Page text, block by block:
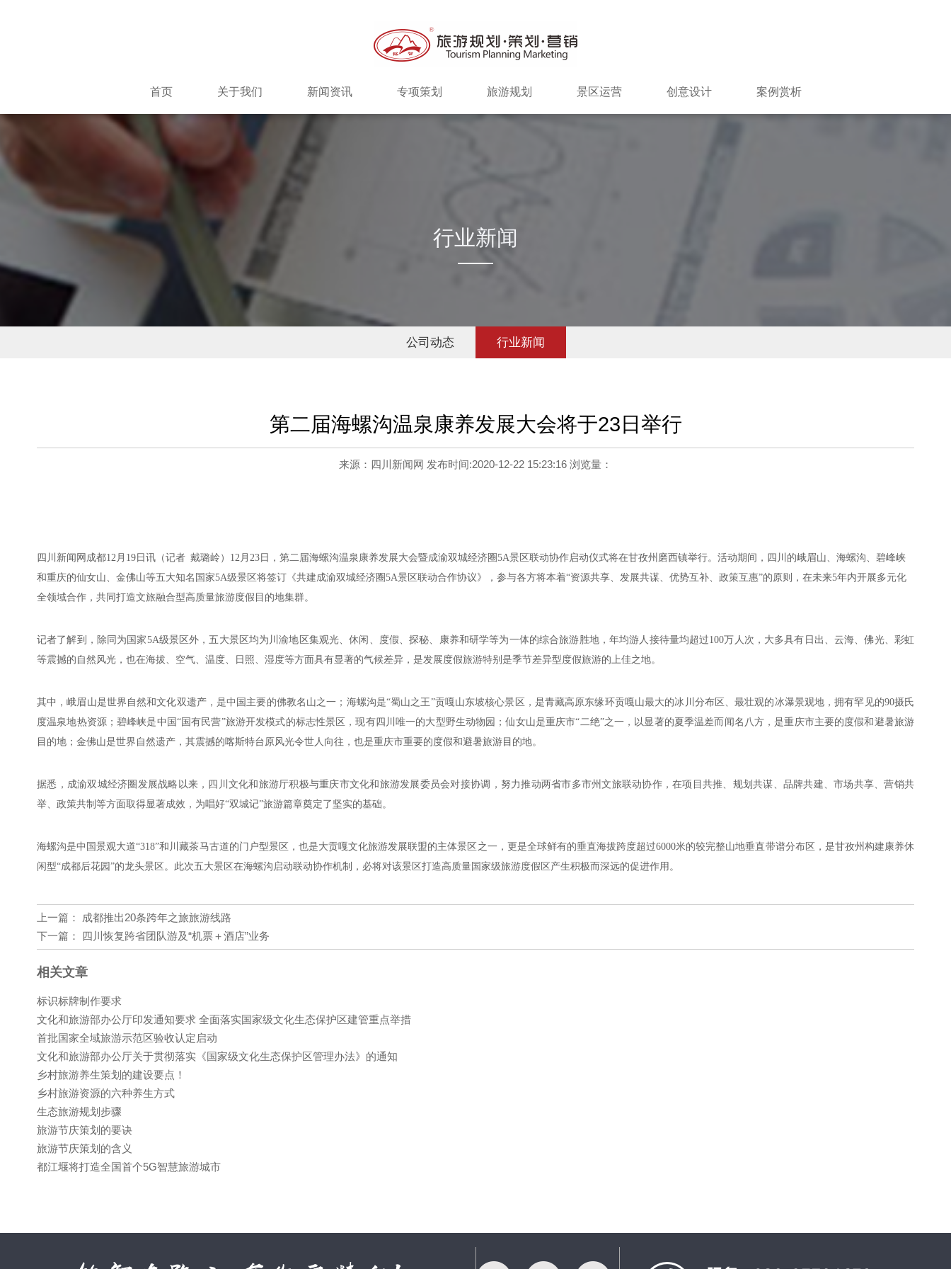
首页 关于我们 新闻资讯 专项策划 旅游规划 景区运营 创意设计 案例赏析
行业新闻
公司动态 行业新闻
第二届海螺沟温泉康养发展大会将于23日举行
来源：四川新闻网 发布时间:2020-12-22 15:23:16 浏览量：
四川新闻网成都12月19日讯（记者 戴璐岭）12月23日，第二届海螺沟温泉康养发展大会暨成渝双城经济圈5A景区联动协作启动仪式将在甘孜州磨西镇举行。活动期间，四川的峨眉山、海螺沟、碧峰峡
和重庆的仙女山、金佛山等五大知名国家5A级景区将签订《共建成渝双城经济圈5A景区联动合作协议》，参与各方将本着“资源共享、发展共谋、优势互补、政策互惠”的原则，在未来5年内开展多元化
全领域合作，共同打造文旅融合型高质量旅游度假目的地集群。
记者了解到，除同为国家5A级景区外，五大景区均为川渝地区集观光、休闲、度假、探秘、康养和研学等为一体的综合旅游胜地，年均游人接待量均超过100万人次，大多具有日出、云海、佛光、彩虹
等震撼的自然风光，也在海拔、空气、温度、日照、湿度等方面具有显著的气候差异，是发展度假旅游特别是季节差异型度假旅游的上佳之地。
其中，峨眉山是世界自然和文化双遗产，是中国主要的佛教名山之一；海螺沟是“蜀山之王”贡嘎山东坡核心景区，是青藏高原东缘环贡嘎山最大的冰川分布区、最壮观的冰瀑景观地，拥有罕见的90摄氏
度温泉地热资源；碧峰峡是中国“国有民营”旅游开发模式的标志性景区，现有四川唯一的大型野生动物园；仙女山是重庆市“二绝”之一，以显著的夏季温差而闻名八方，是重庆市主要的度假和避暑旅游
目的地；金佛山是世界自然遗产，其震撼的喀斯特台原风光令世人向往，也是重庆市重要的度假和避暑旅游目的地。
据悉，成渝双城经济圈发展战略以来，四川文化和旅游厅积极与重庆市文化和旅游发展委员会对接协调，努力推动两省市多市州文旅联动协作，在项目共推、规划共谋、品牌共建、市场共享、营销共
举、政策共制等方面取得显著成效，为唱好“双城记”旅游篇章奠定了坚实的基础。
海螺沟是中国景观大道“318”和川藏茶马古道的门户型景区，也是大贡嘎文化旅游发展联盟的主体景区之一，更是全球鲜有的垂直海拔跨度超过6000米的较完整山地垂直带谱分布区，是甘孜州构建康养休
闲型“成都后花园”的龙头景区。此次五大景区在海螺沟启动联动协作机制，必将对该景区打造高质量国家级旅游度假区产生积极而深远的促进作用。
上一篇：
成都推出20条跨年之旅旅游线路
下一篇：
四川恢复跨省团队游及“机票＋酒店”业务
相关文章
标识标牌制作要求
文化和旅游部办公厅印发通知要求 全面落实国家级文化生态保护区建管重点举措
首批国家全域旅游示范区验收认定启动
文化和旅游部办公厅关于贯彻落实《国家级文化生态保护区管理办法》的通知
乡村旅游养生策划的建设要点！
乡村旅游资源的六种养生方式
生态旅游规划步骤
旅游节庆策划的要诀
旅游节庆策划的含义
都江堰将打造全国首个5G智慧旅游城市